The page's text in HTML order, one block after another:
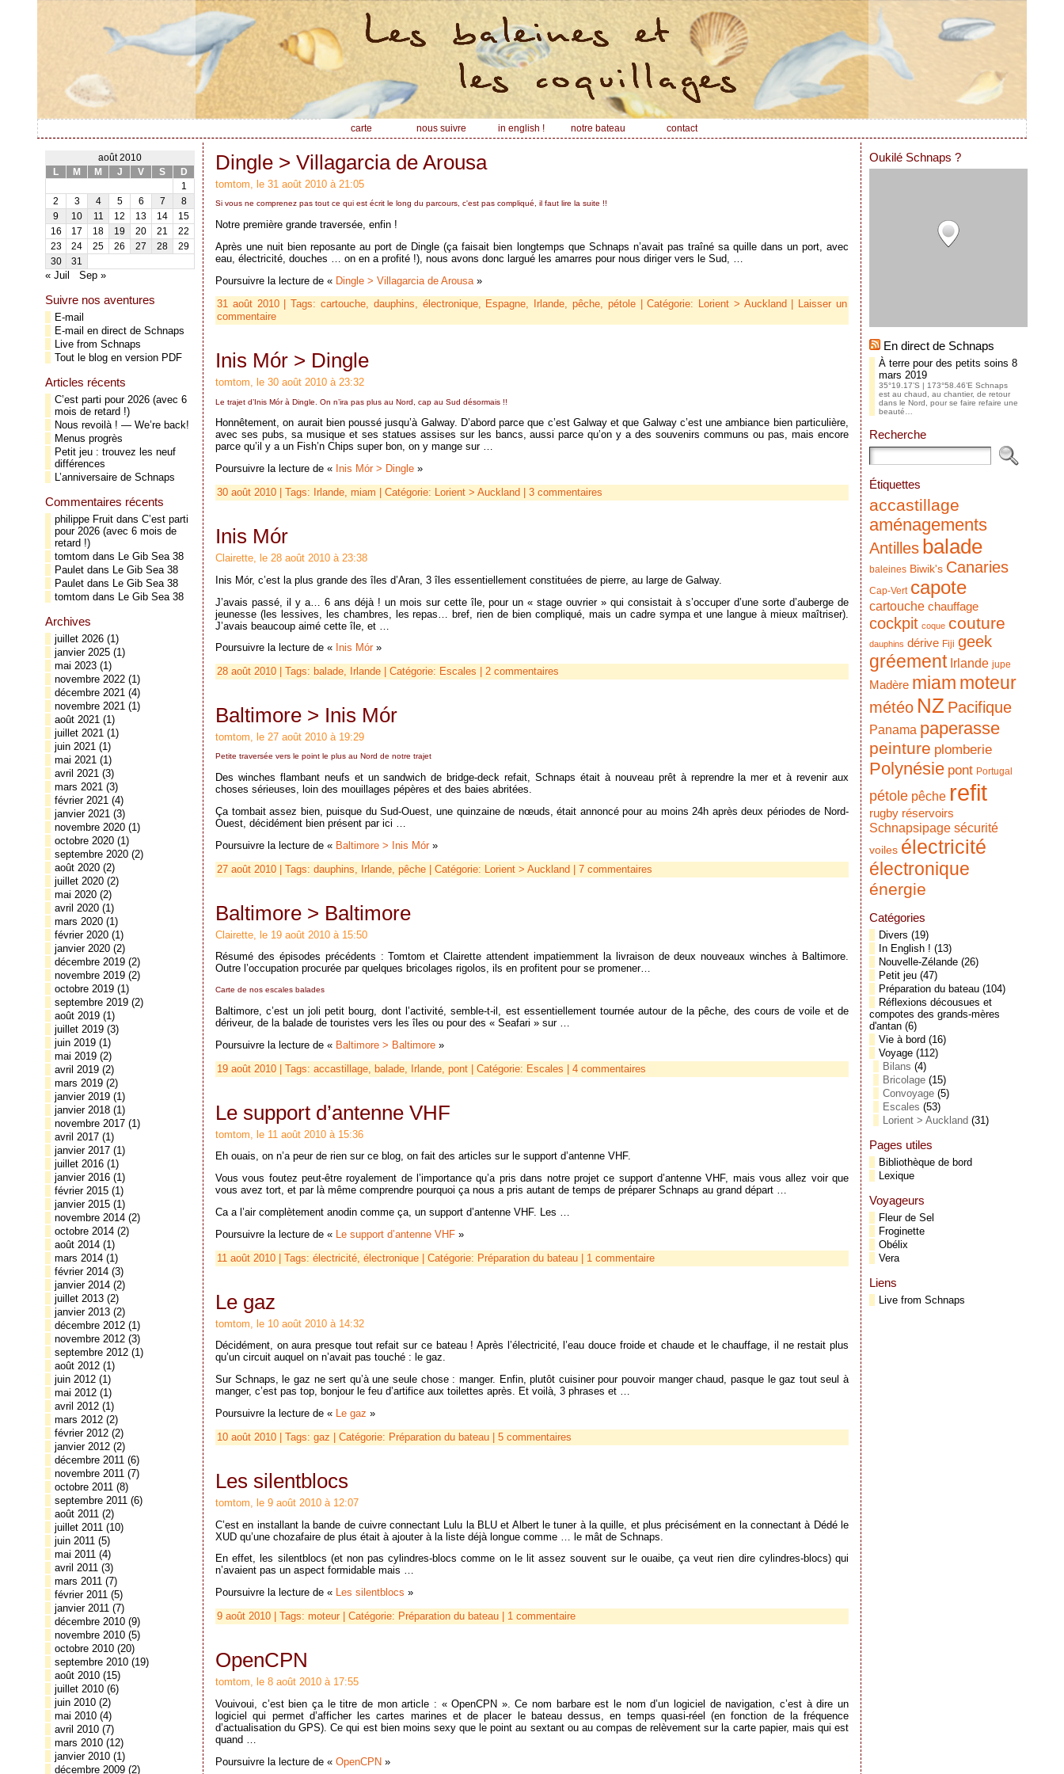
carte nous suivre in english ! notre bateau contact
août 2010
L
M M J V S
D
1
2
3 4 5 6 7
8
9
10 11 12 13 14
15
16
17 18 19 20 21
22
23
24 25 26 27 28
29
30
31
« Juil Sep »
Suivre nos aventures
E-mail
E-mail en direct de Schnaps
Live from Schnaps
Tout le blog en version PDF
Articles récents
C’est parti pour 2026 (avec 6
mois de retard !)
Nous revoilà ! — We’re back!
Menus progrès
Petit jeu : trouvez les neuf
différences
L’anniversaire de Schnaps
Commentaires récents
philippe Fruit dans C’est parti
pour 2026 (avec 6 mois de
retard !)
tomtom dans Le Gib Sea 38
Paulet dans Le Gib Sea 38
Paulet dans Le Gib Sea 38
tomtom dans Le Gib Sea 38
Archives
juillet 2026 (1)
janvier 2025 (1)
mai 2023 (1)
novembre 2022 (1)
décembre 2021 (4)
novembre 2021 (1)
août 2021 (1)
juillet 2021 (1)
juin 2021 (1)
mai 2021 (1)
avril 2021 (3)
mars 2021 (3)
février 2021 (4)
janvier 2021 (3)
novembre 2020 (1)
octobre 2020 (1)
septembre 2020 (2)
août 2020 (2)
juillet 2020 (2)
mai 2020 (2)
avril 2020 (1)
mars 2020 (1)
février 2020 (1)
janvier 2020 (2)
décembre 2019 (2)
novembre 2019 (2)
octobre 2019 (1)
septembre 2019 (2)
août 2019 (1)
juillet 2019 (3)
juin 2019 (1)
mai 2019 (2)
avril 2019 (2)
mars 2019 (2)
janvier 2019 (1)
janvier 2018 (1)
novembre 2017 (1)
avril 2017 (1)
janvier 2017 (1)
juillet 2016 (1)
janvier 2016 (1)
février 2015 (1)
janvier 2015 (1)
novembre 2014 (2)
octobre 2014 (2)
août 2014 (1)
mars 2014 (1)
février 2014 (3)
janvier 2014 (2)
juillet 2013 (2)
janvier 2013 (2)
décembre 2012 (1)
novembre 2012 (3)
septembre 2012 (1)
août 2012 (1)
juin 2012 (1)
mai 2012 (1)
avril 2012 (1)
mars 2012 (2)
février 2012 (2)
janvier 2012 (2)
décembre 2011 (6)
novembre 2011 (7)
octobre 2011 (8)
septembre 2011 (6)
août 2011 (2)
juillet 2011 (10)
juin 2011 (5)
mai 2011 (4)
avril 2011 (3)
mars 2011 (7)
février 2011 (5)
janvier 2011 (7)
décembre 2010 (9)
novembre 2010 (5)
octobre 2010 (20)
septembre 2010 (19)
août 2010 (15)
juillet 2010 (6)
juin 2010 (2)
mai 2010 (4)
avril 2010 (7)
mars 2010 (12)
janvier 2010 (1)
décembre 2009 (2)
Dingle > Villagarcia de Arousa
tomtom, le 31 août 2010 à 21:05
Si vous ne comprenez pas tout ce qui est écrit le long du parcours, c'est pas compliqué, il faut lire la suite !!
Notre première grande traversée, enfin !
Après une nuit bien reposante au port de Dingle (ça faisait bien longtemps que Schnaps n’avait pas traîné sa quille dans un port, avec
eau, électricité, douches … on en a profité !), nous avons donc largué les amarres pour nous diriger vers le Sud, …
Poursuivre la lecture de « Dingle > Villagarcia de Arousa »
31 août 2010 | Tags: cartouche, dauphins, électronique, Espagne, Irlande, pêche, pétole| Catégorie: Lorient > Auckland
Laisser un
commentaire
Inis Mór > Dingle
tomtom, le 30 août 2010 à 23:32
Le trajet d’Inis Mór à Dingle. On n’ira pas plus au Nord, cap au Sud désormais !!
Honnêtement, on aurait bien poussé jusqu’à Galway. D’abord parce que c’est Galway et que Galway c’est une ambiance bien particulière,
avec ses pubs, sa musique et ses statues assises sur les bancs, aussi parce qu’on y a des souvenirs communs ou pas, mais encore
parce qu’il y a un Fish’n Chips super bon, on y mange sur …
Poursuivre la lecture de « Inis Mór > Dingle »
30 août 2010 | Tags: Irlande, miam | Catégorie: Lorient > Auckland 3 commentaires
Inis Mór
Clairette, le 28 août 2010 à 23:38
Inis Mór, c’est la plus grande des îles d’Aran, 3 îles essentiellement constituées de pierre, au large de Galway.
J’avais passé, il y a… 6 ans déjà ! un mois sur cette île, pour un « stage ouvrier » qui consistait à s’occuper d’une sorte d’auberge de
jeunesse (les lessives, les chambres, les repas… bref, rien de bien compliqué, mais un cadre sympa et une langue à mieux maîtriser).
J’avais beaucoup aimé cette île, et …
Poursuivre la lecture de « Inis Mór»
28 août 2010 | Tags: balade, Irlande | Catégorie: Escales 2 commentaires
Baltimore > Inis Mór
tomtom, le 27 août 2010 à 19:29
Petite traversée vers le point le plus au Nord de notre trajet
Des winches flambant neufs et un sandwich de bridge-deck refait, Schnaps était à nouveau prêt à reprendre la mer et à revenir aux
choses sérieuses, loin des mouillages pépères et des baies abritées.
Ça tombait assez bien, puisque du Sud-Ouest, une quinzaine de nœuds, était annoncé pour au moins 24h après deux périodes de Nord-
Ouest, décidément bien présent par ici …
Poursuivre la lecture de « Baltimore > Inis Mór»
27 août 2010 | Tags: dauphins Irlande pêche | Catégorie: Lorient > Auckland | 7 commentaires
Baltimore > Baltimore
Clairette, le 19 août 2010 à 15:50
Résumé des épisodes précédents : Tomtom et Clairette attendent impatiemment la livraison de deux nouveaux winches à Baltimore.
Outre l’occupation procurée par quelques bricolages rigolos, ils en profitent pour se promener…
Carte de nos escales balades
Baltimore, c’est un joli petit bourg, dont l’activité, semble-t-il, est essentiellement tournée autour de la pêche, des cours de voile et de
dériveur, de la balade de touristes vers les îles ou pour des « Seafari » sur …
Poursuivre la lecture de « Baltimore > Baltimore »
19 août 2010 | Tags: accastillage balade Irlande pont | Catégorie: Escales | 4 commentaires
Le support d’antenne VHF
tomtom, le 11 août 2010 à 15:36
Eh ouais, on n’a peur de rien sur ce blog, on fait des articles sur le support d’antenne VHF.
Vous vous foutez peut-être royalement de l’importance qu’a pris dans notre projet ce support d’antenne VHF, mais vous allez voir que
vous avez tort, et par là même comprendre pourquoi ça nous a pris autant de temps de préparer Schnaps au grand départ …
Ca a l’air complètement anodin comme ça, un support d’antenne VHF. Les …
Poursuivre la lecture de «
Le support d’antenne VHF »
11 août 2010 | Tags: électricité électronique | Catégorie: Préparation du bateau | 1 commentaire
Le gaz
tomtom, le 10 août 2010 à 14:32
Décidément, on aura presque tout refait sur ce bateau ! Après l’électricité, l’eau douce froide et chaude et le chauffage, il ne restait plus
qu’un circuit auquel on n’avait pas touché : le gaz.
Sur Schnaps, le gaz ne sert qu’à une seule chose : manger. Enfin, plutôt cuisiner pour pouvoir manger chaud, pasque le gaz tout seul à
manger, c’est pas top, bonjour le feu d’artifice aux toilettes après. Et voilà, 3 phrases et …
Poursuivre la lecture de « Le gaz »
10 août 2010 | Tags: gaz | Catégorie: Préparation du bateau 5 commentaires
Les silentblocs
tomtom, le 9 août 2010 à 12:07
C’est en installant la bande de cuivre connectant Lulu la BLU et Albert le tuner à la quille, et plus précisément en la connectant à Dédé le
XUD qu’une chozafaire de plus était à ajouter à la liste déjà longue comme … le mât de Schnaps.
En effet, les silentblocs (et non pas cylindres-blocs comme on le lit assez souvent sur le ouaibe, ça veut rien dire cylindres-blocs) qui
n’avaient pas un aspect formidable mais …
Poursuivre la lecture de « Les silentblocs »
9 août 2010 | Tags: moteur | Catégorie: Préparation du bateau 1 commentaire
OpenCPN
tomtom, le 8 août 2010 à 17:55
Vouivoui, c’est bien ça le titre de mon article : « OpenCPN ». Ce nom barbare est le nom d’un logiciel de navigation, c’est à dire un
logiciel qui permet d’afficher les cartes marines et de placer le bateau dessus, en temps quasi-réel (en fonction de la fréquence
d’actualisation du GPS). Ce qui est bien moins sexy que le point au sextant ou au compas de relèvement sur la carte papier, mais qui est
quand …
Poursuivre la lecture de « OpenCPN »
Oukilé Schnaps ?
En direct de Schnaps
À terre pour des petits soins 8
mars 2019
35°19.17’S | 173°58.46’E Schnaps
est au chaud, au chantier, de retour
dans le Nord, pour se faire refaire une
beauté…
Recherche
Étiquettes
accastillage
aménagements
Antilles balade
baleines Biwik's Canaries
Cap-Vert capote
cartouche chauffage
cockpit coque couture
dauphins dérive Fiji geek
gréement Irlande jupe
Madère miam moteur
météo NZ Pacifique
Panama paperasse
peinture plomberie
Polynésie pont Portugal
pétole pêche refit
rugby réservoirs
Schnapsipage sécurité
voiles électricité
électronique
énergie
Catégories
Divers (19)
In English ! (13)
Nouvelle-Zélande (26)
Petit jeu (47)
Préparation du bateau (104)
Réflexions décousues et
compotes des grands-mères
d'antan (6)
Vie à bord (16)
Voyage (112)
Bilans (4)
Bricolage (15)
Convoyage (5)
Escales (53)
Lorient > Auckland (31)
Pages utiles
Bibliothèque de bord
Lexique
Voyageurs
Fleur de Sel
Froginette
Obélix
Vera
Liens
Live from Schnaps